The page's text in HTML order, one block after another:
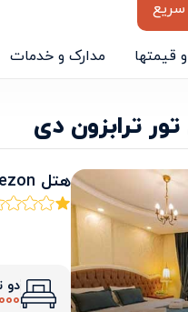
قیمتها مدارک و خدمات
ترابزون دی
هتل andalouse suite trabezon
دو